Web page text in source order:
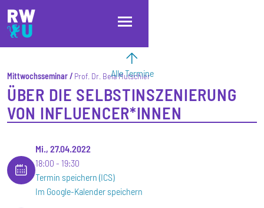
Direkt zum Inhalt
Direkt zur Hauptnavigation
Direkt zum Fußbereich
Alle Termine
Mittwochsseminar Prof. Dr. Bela Mutschler
ÜBER DIE SELBSTINSZENIERUNG
VON INFLUENCER*INNEN
Mi., 27.04.2022
18:00
19:30
Termin speichern (ICS)
Im Google-Kalender speichern